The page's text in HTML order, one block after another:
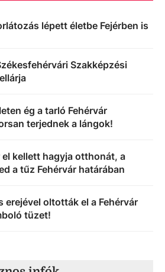
lépett életbe Fejérben is
Szakképzési
ég a tarló Fehérvár
terjednek a lángok!
el kellett hagyja otthonát, a
a tűz Fehérvár határában
erejével oltották el a Fehérvár
tüzet!